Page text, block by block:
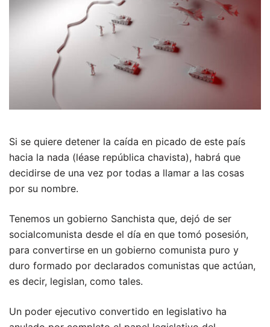
Si se quiere detener la caída en picado de este país
hacia la nada (léase república chavista), habrá que
decidirse de una vez por todas a llamar a las cosas
por su nombre.
Tenemos un gobierno Sanchista que, dejó de ser
socialcomunista desde el día en que tomó posesión,
para convertirse en un gobierno comunista puro y
duro formado por declarados comunistas que actúan,
es decir, legislan, como tales.
Un poder ejecutivo convertido en legislativo ha